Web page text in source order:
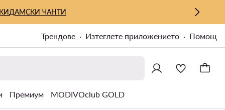
ДАМСКИ ЧАНТИ
Трендове Изтеглете приложението Помощ
Премиум MODIVOclub GOLD